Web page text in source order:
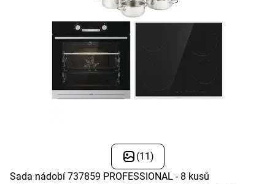
(11)
Sada nádobí 737859 PROFESSIONAL - 8 kusů